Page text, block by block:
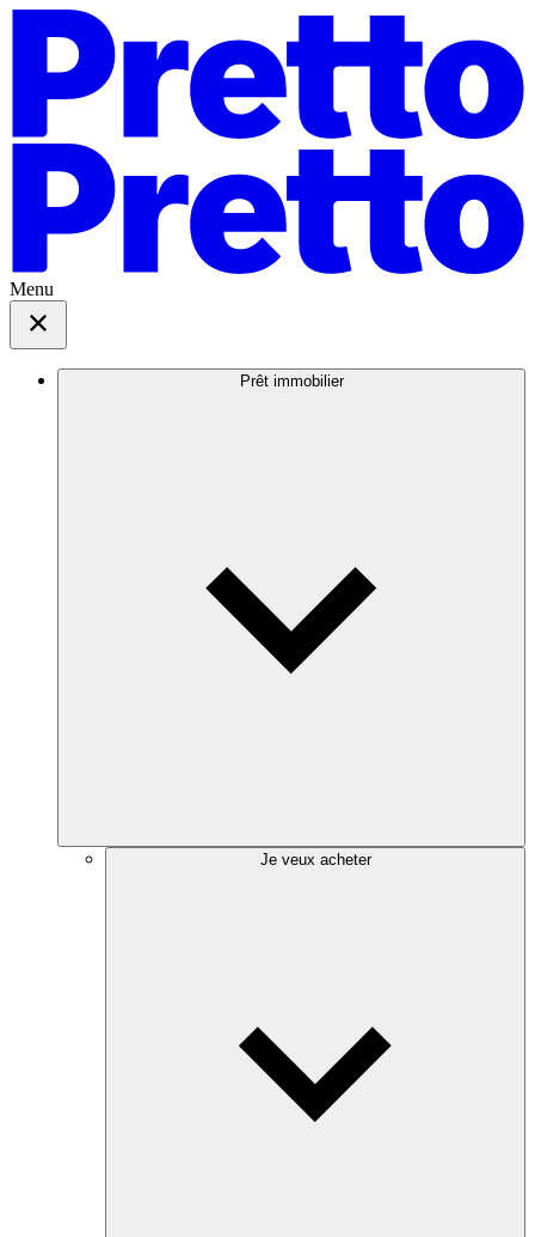
Menu
Prêt immobilier
Je veux acheter